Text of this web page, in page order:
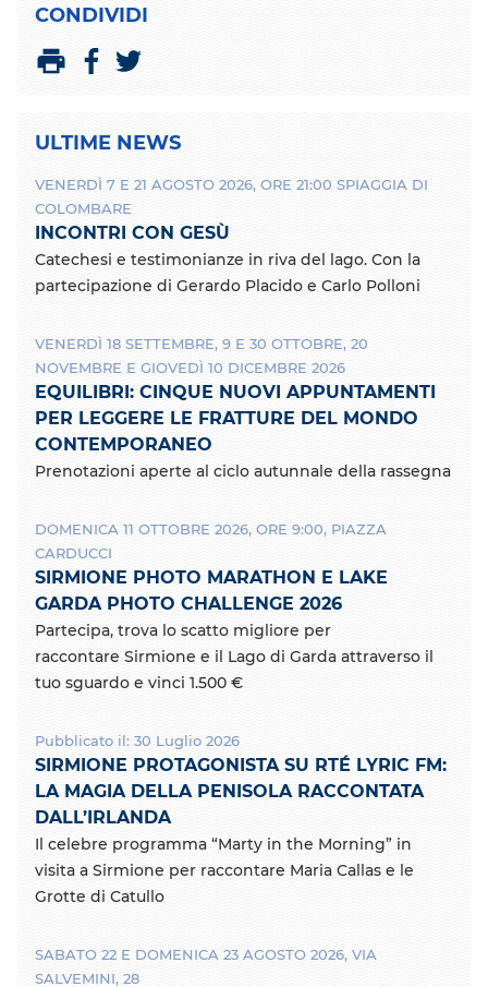
CONDIVIDI
m
a
d
v
i
d
i
c
o
F
a
c
e
o
o
d
v
i
d
c
T
w
i
t
e
r
ULTIME NEWS
VENERDÌ 7 E 21 AGOSTO 2026, ORE 21:00 SPIAGGIA DI
COLOMBARE
INCONTRI CON GESÙ
Catechesi e testimonianze in riva del lago. Con la
partecipazione di Gerardo Placido e Carlo Polloni
VENERDÌ 18 SETTEMBRE, 9 E 30 OTTOBRE, 20
NOVEMBRE E GIOVEDÌ 10 DICEMBRE 2026
EQUILIBRI: CINQUE NUOVI APPUNTAMENTI
PER LEGGERE LE FRATTURE DEL MONDO
CONTEMPORANEO
Prenotazioni aperte al ciclo autunnale della rassegna
DOMENICA 11 OTTOBRE 2026, ORE 9:00, PIAZZA
CARDUCCI
SIRMIONE PHOTO MARATHON E LAKE
GARDA PHOTO CHALLENGE 2026
Partecipa, trova lo scatto migliore per
raccontare Sirmione e il Lago di Garda attraverso il
tuo sguardo e vinci 1.500 €
Pubblicato il: 30 Luglio 2026
SIRMIONE PROTAGONISTA SU RTÉ LYRIC FM:
LA MAGIA DELLA PENISOLA RACCONTATA
DALL’IRLANDA
Il celebre programma “Marty in the Morning” in
visita a Sirmione per raccontare Maria Callas e le
Grotte di Catullo
SABATO 22 E DOMENICA 23 AGOSTO 2026, VIA
SALVEMINI, 28